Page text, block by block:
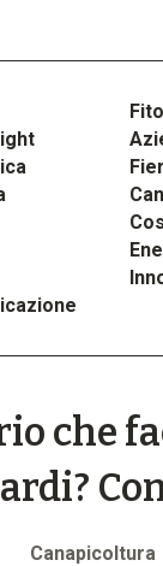
che
Canapicoltura